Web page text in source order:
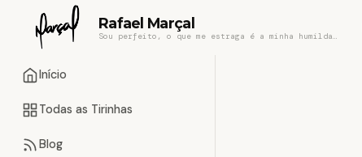
Rafael Marçal
Início
Todas as Tirinhas
Blog